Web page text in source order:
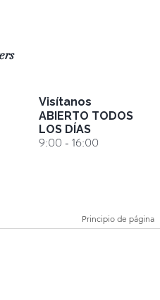
Visítanos
ABIERTO TODOS
LOS DÍAS
9:00 - 16:00
Principio de página